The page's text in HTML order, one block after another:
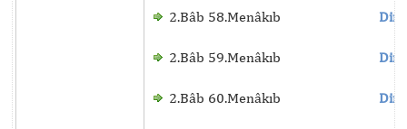
2.Bâb 58.Menâkıb
2.Bâb 59.Menâkıb
2.Bâb 60.Menâkıb